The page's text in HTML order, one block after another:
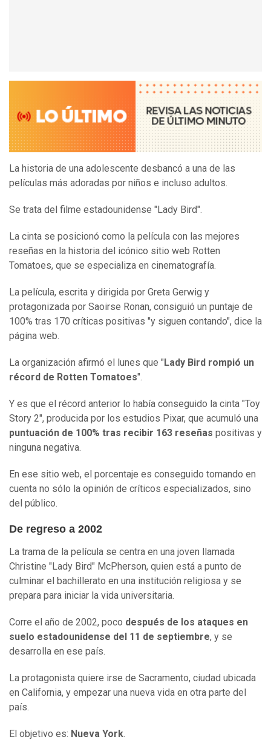
La historia de una adolescente desbancó a una de las
películas más adoradas por niños e incluso adultos.
Se trata del filme estadounidense "Lady Bird".
La cinta se posicionó como la película con las mejores
reseñas en la historia del icónico sitio web Rotten
Tomatoes, que se especializa en cinematografía.
La película, escrita y dirigida por Greta Gerwig y
protagonizada por Saoirse Ronan, consiguió un puntaje de
100% tras 170 críticas positivas "y siguen contando", dice la
página web.
La organización afirmó el lunes que " Lady Bird rompió un
récord de Rotten Tomatoes".
Y es que el récord anterior lo había conseguido la cinta "Toy
Story 2", producida por los estudios Pixar, que acumuló una
puntuación de 100% tras recibir 163 reseñas positivas y
ninguna negativa.
En ese sitio web, el porcentaje es conseguido tomando en
cuenta no sólo la opinión de críticos especializados, sino
del público.
De regreso a 2002
La trama de la película se centra en una joven llamada
Christine "Lady Bird" McPherson, quien está a punto de
culminar el bachillerato en una institución religiosa y se
prepara para iniciar la vida universitaria.
Corre el año de 2002, poco después de los ataques en
suelo estadounidense del 11 de septiembre, y se
desarrolla en ese país.
La protagonista quiere irse de Sacramento, ciudad ubicada
en California, y empezar una nueva vida en otra parte del
país.
El objetivo es: Nueva York.